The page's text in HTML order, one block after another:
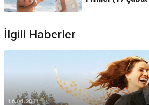
İlgili Haberler
16.06.2011